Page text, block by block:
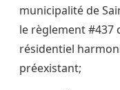
municipalité de
le règlement #437
résidentiel
préexistant;